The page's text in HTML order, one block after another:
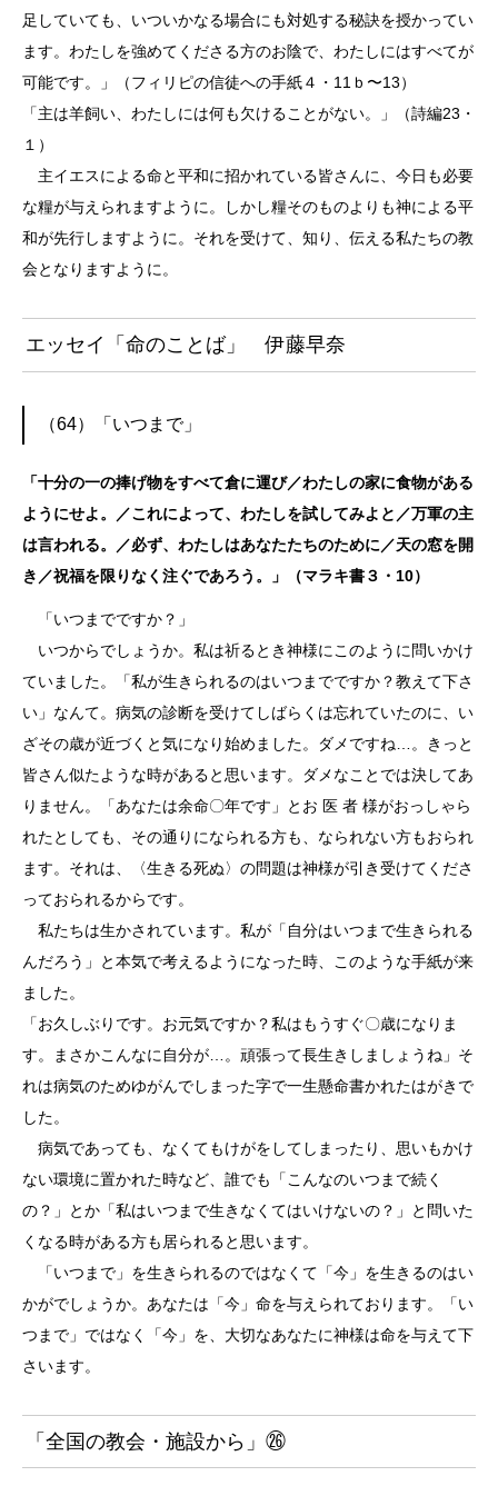
足していても、いついかなる場合にも対処する秘訣を授かってい
ます。わたしを強めてくださる方のお陰で、わたしにはすべてが
可能です。」（フィリピの信徒への手紙４・11ｂ〜13）
「主は羊飼い、わたしには何も欠けることがない。」（詩編23・
１）
主イエスによる命と平和に招かれている皆さんに、今日も必要
な糧が与えられますように。しかし糧そのものよりも神による平
和が先行しますように。それを受けて、知り、伝える私たちの教
会となりますように。
エッセイ「命のことば」 伊藤早奈
（64）「いつまで」
「十分の一の捧げ物をすべて倉に運び／わたしの家に食物がある
ようにせよ。／これによって、わたしを試してみよと／万軍の主
は言われる。／必ず、わたしはあなたたちのために／天の窓を開
き／祝福を限りなく注ぐであろう。」（マラキ書３・10）
「いつまでですか？」
いつからでしょうか。私は祈るとき神様にこのように問いかけ
ていました。「私が生きられるのはいつまでですか？教えて下さ
い」なんて。病気の診断を受けてしばらくは忘れていたのに、い
ざその歳が近づくと気になり始めました。ダメですね…。きっと
皆さん似たような時があると思います。ダメなことでは決してあ
りません。「あなたは余命〇年です」とお 医 者 様がおっしゃら
れたとしても、その通りになられる方も、なられない方もおられ
ます。それは、〈生きる死ぬ〉の問題は神様が引き受けてくださ
っておられるからです。
私たちは生かされています。私が「自分はいつまで生きられる
んだろう」と本気で考えるようになった時、このような手紙が来
ました。
「お久しぶりです。お元気ですか？私はもうすぐ〇歳になりま
す。まさかこんなに自分が…。頑張って長生きしましょうね」そ
れは病気のためゆがんでしまった字で一生懸命書かれたはがきで
した。
病気であっても、なくてもけがをしてしまったり、思いもかけ
ない環境に置かれた時など、誰でも「こんなのいつまで続く
の？」とか「私はいつまで生きなくてはいけないの？」と問いた
くなる時がある方も居られると思います。
「いつまで」を生きられるのではなくて「今」を生きるのはい
かがでしょうか。あなたは「今」命を与えられております。「い
つまで」ではなく「今」を、大切なあなたに神様は命を与えて下
さいます。
「全国の教会・施設から」㉖